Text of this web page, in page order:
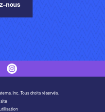
nous
Inc. Tous droits réservés.
site